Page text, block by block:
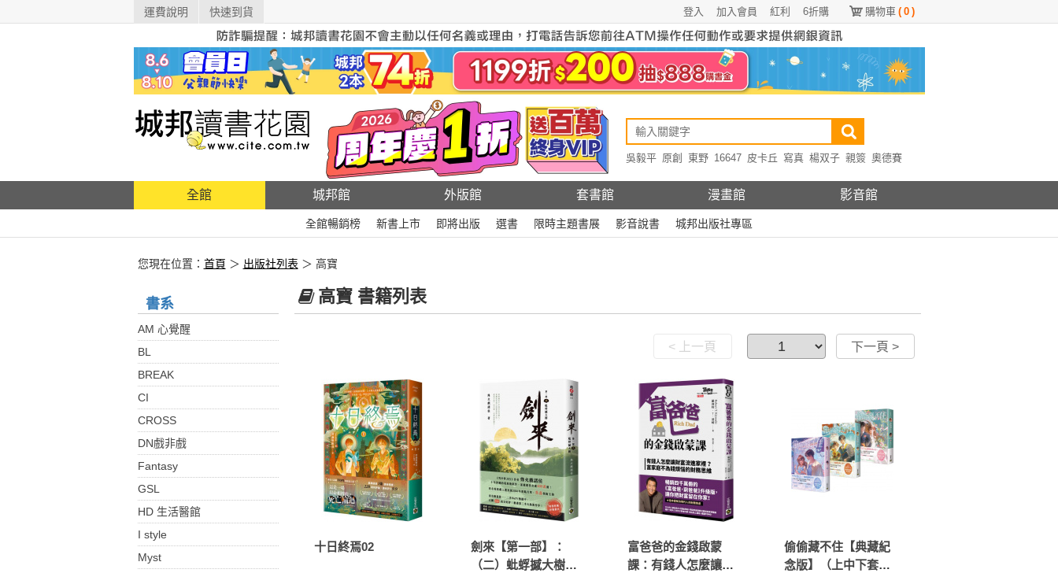
運費說明 快速到貨 購物車 ( 0 )
6折購
紅利
加入會員
登入
吳毅平 原創 東野 16647 皮卡丘 寫真 楊双子 親簽 奧德賽
全館 城邦館 外版館 套書館 漫畫館 影音館
全館暢銷榜 新書上市 即將出版 選書 限時主題書展 影音說書 城邦出版社專區
您現在位置： 首頁 ＞ 出版社列表 ＞ 高寶
書系
AM 心覺醒
BL
BREAK
CI
CROSS
DN戲非戲
Fantasy
GSL
HD 生活醫館
I style
Myst
高寶 書籍列表
< 上一頁 下一頁 >
十日終焉02
劍來【第一部】：
（二）蚍蜉撼大樹
富爸爸的金錢啟蒙
課：有錢人怎麼讓財
偷偷藏不住【典藏紀
念版】（上中下套書